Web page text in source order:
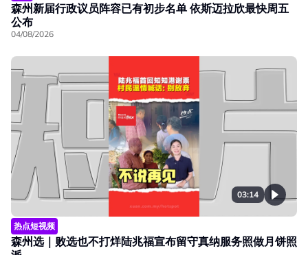
森州新届行政议员阵容已有初步名单 依斯迈拉欣最快周五
公布
04/08/2026
03:14
热点短视频
森州选｜败选也不打烊陆兆福宣布留守真纳服务照做月饼照